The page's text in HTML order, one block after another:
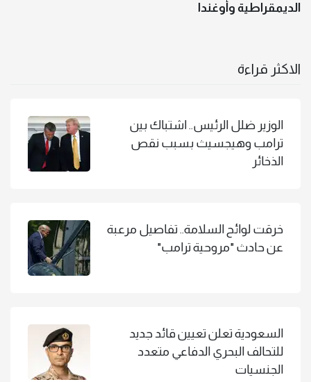
الديمقراطية وأوغندا
الاكثر قراءة
الوزير ضلل الرئيس.. اشتباك بين
ترامب وهيجسيث بسبب نقص
الذخائر
خرقت لوائح السلامة.. تفاصيل مرعبة
عن حادث "مروحية ترامب"
السعودية تعلن تعيين قائد جديد
للتحالف البحري الدفاعي متعدد
الجنسيات